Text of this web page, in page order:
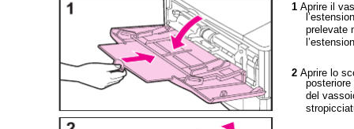
1 Aprire il
prelevate
2 Aprire lo
posteriore
del